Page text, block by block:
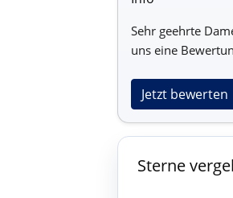
Sehr geehrte
uns eine
Jetzt bewerten
Sterne